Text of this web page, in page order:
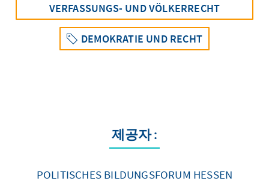
VERFASSUNGS- UND VÖLKERRECHT
DEMOKRATIE UND RECHT
제공자 :
POLITISCHES BILDUNGSFORUM HESSEN